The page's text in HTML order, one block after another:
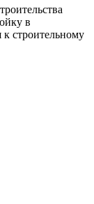
в
к строительному